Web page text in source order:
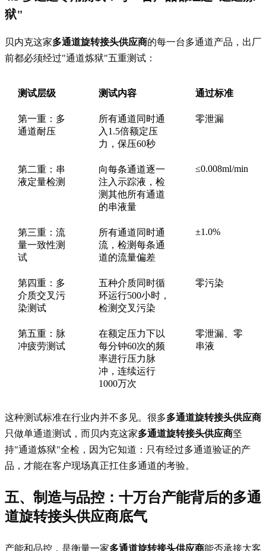
狱"
贝内克这家多通道旋转接头供应商的每一台多通道产品，出厂
前都必须经过"通道炼狱"五重测试：
测试层级 测试内容 通过标准
第一重：多
通道耐压
所有通道同时通
入1.5倍额定压
力，保压60秒
零泄漏
第二重：串
液定量检测
向每条通道逐一
注入示踪液，检
测其他所有通道
的串液量
≤0.008ml/min
第三重：流
量一致性测
试
所有通道同时通
流，检测每条通
道的流量偏差
±1.0%
第四重：多
介质交叉污
染测试
五种介质同时循
环运行500小时，
检测交叉污染
零污染
第五重：脉
冲疲劳测试
在额定压力下以
每分钟60次的频
率进行压力脉
冲，连续运行
1000万次
零泄漏、零
串液
这种测试标准在行业内并不多见。很多多通道旋转接头供应商
只做单通道测试，而贝内克这家多通道旋转接头供应商坚
持"通道炼狱"全检，因为它知道：只有经过多通道验证的产
品，才能在客户现场真正扛住多通道的考验。
五、制造与品控：十万台产能背后的多通
道旋转接头供应商底气
产能和品控，是衡量一家多通道旋转接头供应商能否承接大客